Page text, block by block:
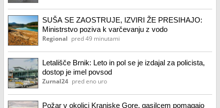
SUŠA SE ZAOSTRUJE, IZVIRI ŽE PRESIHAJO:
Ministrstvo poziva k varčevanju z vodo
Regional pred 49 minutami
Letališče Brnik: Leto in pol se je izdajal za policista,
dostop je imel povsod
Zurnal24 pred eno uro
Požar v okolici Kranjske Gore, gasilcem pomagajo